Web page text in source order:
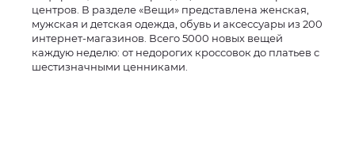
центров. В разделе «Вещи» представлена женская,
мужская и детская одежда, обувь и аксессуары из 200
интернет-магазинов. Всего 5000 новых вещей
каждую неделю: от недорогих кроссовок до платьев с
шестизначными ценниками.